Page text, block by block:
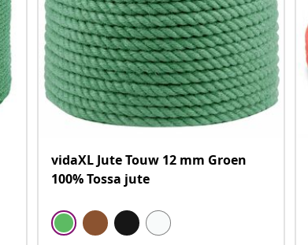
vidaXL Jute Touw 12 mm Groen
100% Tossa jute